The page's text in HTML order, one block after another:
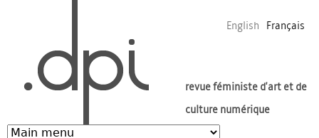
English
Français
revue féministe d'art et de
culture numérique